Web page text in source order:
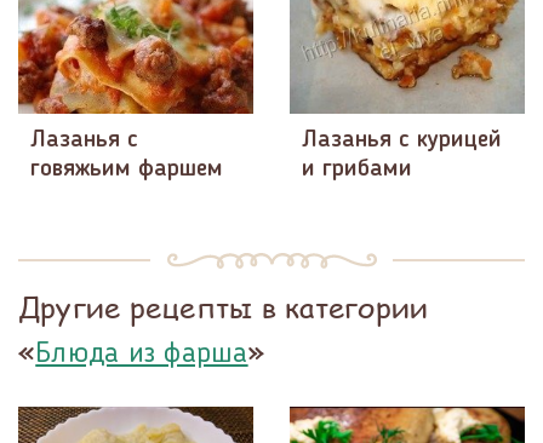
Лазанья с
говяжьим фаршем
Лазанья с курицей
и грибами
Другие рецепты в категории
«Блюда из фарша»